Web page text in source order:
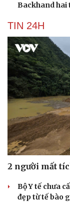
Backhand hai
TIN 24H
2 người mất
Bộ Y tế chưa
đẹp từ tế bào